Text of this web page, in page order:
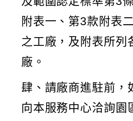
附表一、第3款附表
之工廠，及附表所列
廠。
肆、請廠商進駐前，
向本服務中心洽詢園